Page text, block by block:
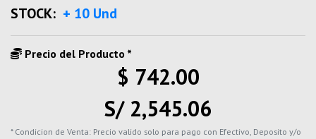
STOCK: + 10 Und
Precio del Producto *
$ 742.00
S/ 2,545.06
* Condicion de Venta: Precio valido solo para pago con Efectivo, Deposito y/o